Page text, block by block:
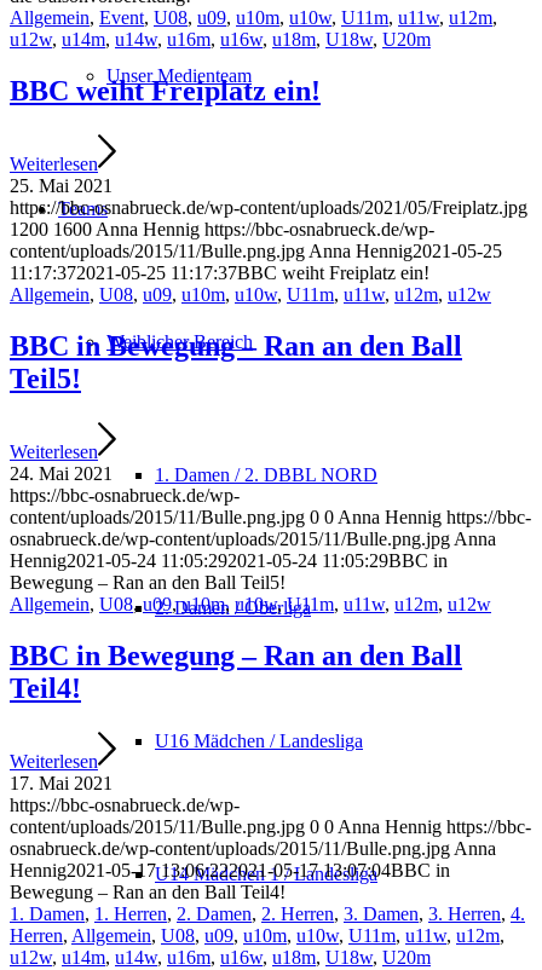
Unser Medienteam
Teams
Weiblicher Bereich
1. Damen / 2. DBBL NORD
2. Damen / Oberliga
U16 Mädchen / Landesliga
U14 Mädchen 1 / Landesliga
Allgemein, Event, U08, u09, u10m, u10w, U11m, u11w, u12m,
u12w, u14m, u14w, u16m, u16w, u18m, U18w, U20m
BBC weiht Freiplatz ein!
Weiterlesen
25. Mai 2021
https://bbc-osnabrueck.de/wp-content/uploads/2021/05/Freiplatz.jpg
1200 1600 Anna Hennig https://bbc-osnabrueck.de/wp-
content/uploads/2015/11/Bulle.png.jpg Anna Hennig2021-05-25
11:17:372021-05-25 11:17:37BBC weiht Freiplatz ein!
Allgemein, U08, u09, u10m, u10w, U11m, u11w, u12m, u12w
BBC in Bewegung – Ran an den Ball
Teil5!
Weiterlesen
24. Mai 2021
https://bbc-osnabrueck.de/wp-
content/uploads/2015/11/Bulle.png.jpg 0 0 Anna Hennig https://bbc-
osnabrueck.de/wp-content/uploads/2015/11/Bulle.png.jpg Anna
Hennig2021-05-24 11:05:292021-05-24 11:05:29BBC in
Bewegung – Ran an den Ball Teil5!
Allgemein, U08,u09,u10m, u10w,U11m, u11w, u12m, u12w
BBC in Bewegung – Ran an den Ball
Teil4!
Weiterlesen
17. Mai 2021
https://bbc-osnabrueck.de/wp-
content/uploads/2015/11/Bulle.png.jpg 0 0 Anna Hennig https://bbc-
osnabrueck.de/wp-content/uploads/2015/11/Bulle.png.jpg Anna
Hennig2021-05-17 13:06:222021-05-17 13:07:04BBC in
Bewegung – Ran an den Ball Teil4!
1. Damen, 1. Herren, 2. Damen, 2. Herren, 3. Damen, 3. Herren, 4.
Herren, Allgemein, U08, u09, u10m, u10w, U11m, u11w, u12m,
u12w, u14m, u14w, u16m, u16w, u18m, U18w, U20m